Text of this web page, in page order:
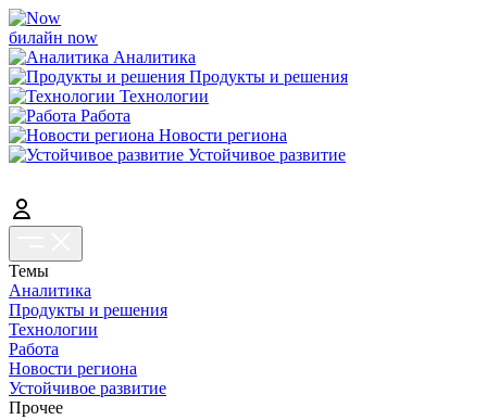
билайн now
Аналитика
Продукты и решения
Технологии
Работа
Новости региона
Устойчивое развитие
Темы
Аналитика
Продукты и решения
Технологии
Работа
Новости региона
Устойчивое развитие
Прочее